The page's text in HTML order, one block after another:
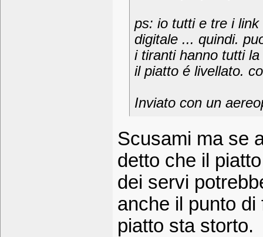
ps: io tutti e tre i
digitale ... quindi.
i tiranti hanno tutti
il piatto é livellato.
Inviato con un
Scusami ma se
detto che il
dei servi
anche il punto
piatto sta storto.